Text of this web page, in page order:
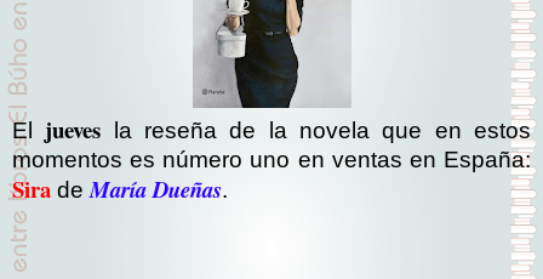
El jueves la reseña de la novela que en estos
momentos es número uno en ventas en España:
Sira de María Dueñas.